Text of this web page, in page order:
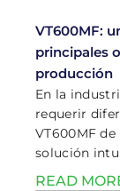
VT600MF:
principales
producción
En la
requerir
VT600MF
solución
READ